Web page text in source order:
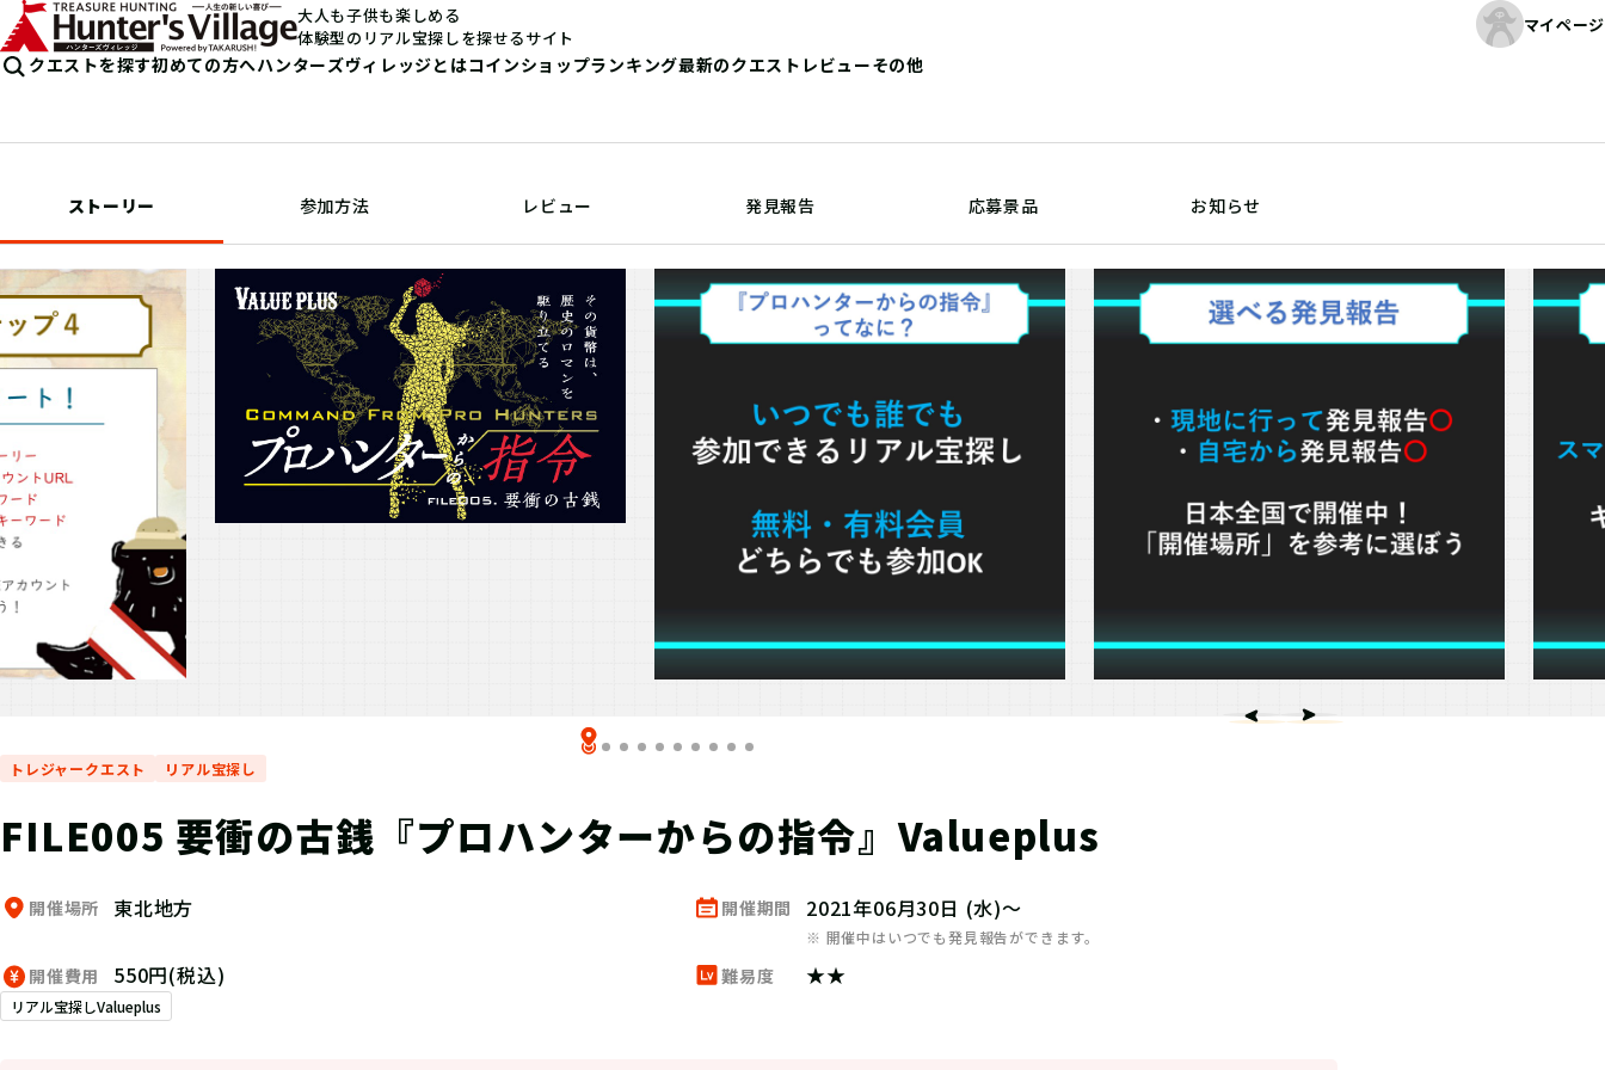
大人も子供も楽しめる
体験型のリアル宝探しを探せるサイト
マイページ
クエストを探す初めての方へハンターズヴィレッジとはコインショップランキング最新のクエストレビューその他
ストーリー 参加方法 レビュー 発見報告 応募景品 お知らせ
トレジャークエスト リアル宝探し
FILE005 要衝の古銭『プロハンターからの指令』Valueplus
開催場所 東北地方 開催期間 2021年06月30日 (水)～
※ 開催中はいつでも発見報告ができます。
開催費用 550円(税込) 難易度 ★★
リアル宝探しValueplus